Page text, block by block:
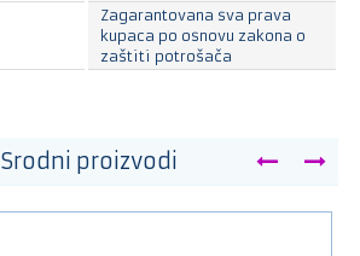
Zagarantovana sva prava
kupaca po osnovu zakona o
zaštiti potrošača
Srodni proizvodi